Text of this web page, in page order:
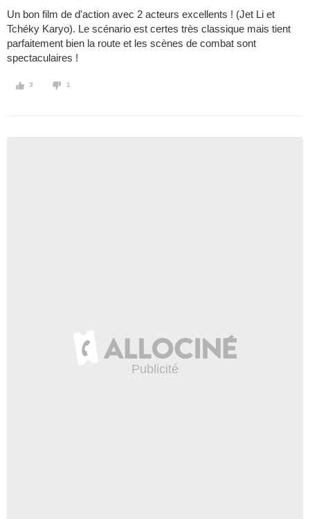
Un bon film de d'action avec 2 acteurs excellents ! (Jet Li et
Tchéky Karyo). Le scénario est certes très classique mais tient
parfaitement bien la route et les scènes de combat sont
spectaculaires !
3 1